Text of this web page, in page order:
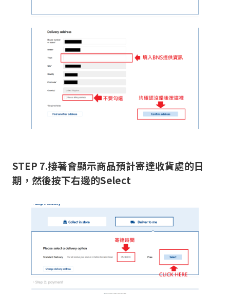
STEP 7.接著會顯示商品預計寄達收貨處的日
期，然後按下右邊的Select